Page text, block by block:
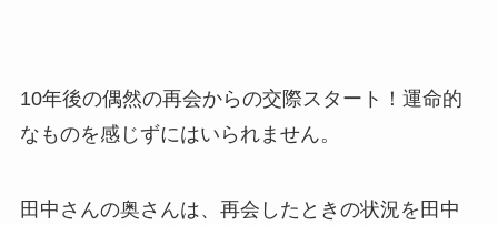
10年後の偶然の再会からの交際スタート！運命的
なものを感じずにはいられません。
田中さんの奥さんは、再会したときの状況を田中